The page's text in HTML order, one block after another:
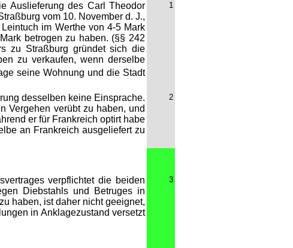
Auslieferung des Carl Theodor
vom 10. November d. J.,
im Werthe von 4-5 Mark
betrogen zu haben. (§§ 242
zu Straßburg gründet sich die
zu verkaufen, wenn derselbe
seine Wohnung und die Stadt
1
desselben keine Einsprache.
Vergehen verübt zu haben, und
er für Frankreich optirt habe
an Frankreich ausgeliefert zu
2
verpflichtet die beiden
Diebstahls und Betruges in
haben, ist daher nicht geeignet,
in Anklagezustand versetzt
3